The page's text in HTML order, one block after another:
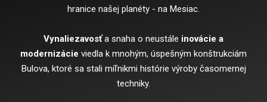
hranice našej planéty - na Mesiac.
Vynaliezavosťa snaha o neustále inovácie a
modernizácie viedla k mnohým, úspešným konštrukciám
Bulova, ktoré sa stali míľnikmi histórie výroby časomernej
techniky.